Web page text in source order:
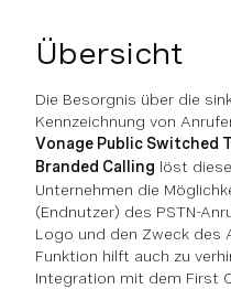
Übersicht
Die Besorgnis über die
Kennzeichnung von
Vonage Public Switched
Branded Calling löst
Unternehmen die
(Endnutzer) des PSTN-
Logo und den Zweck des
Funktion hilft auch zu
Integration mit dem First